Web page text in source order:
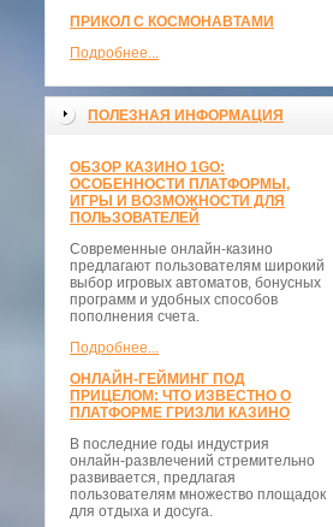
ПРИКОЛ С КОСМОНАВТАМИ
Подробнее...
ПОЛЕЗНАЯ ИНФОРМАЦИЯ
ОБЗОР КАЗИНО 1GO:
ОСОБЕННОСТИ ПЛАТФОРМЫ,
ИГРЫ И ВОЗМОЖНОСТИ ДЛЯ
ПОЛЬЗОВАТЕЛЕЙ
Современные онлайн-казино
предлагают пользователям широкий
выбор игровых автоматов, бонусных
программ и удобных способов
пополнения счета.
Подробнее...
ОНЛАЙН-ГЕЙМИНГ ПОД
ПРИЦЕЛОМ: ЧТО ИЗВЕСТНО О
ПЛАТФОРМЕ ГРИЗЛИ КАЗИНО
В последние годы индустрия
онлайн-развлечений стремительно
развивается, предлагая
пользователям множество площадок
для отдыха и досуга.